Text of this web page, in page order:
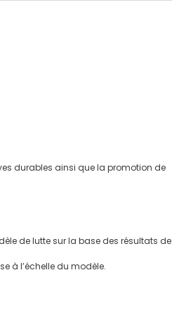
durables ainsi que la promotion de
de lutte sur la base des résultats de
à l’échelle du modèle.